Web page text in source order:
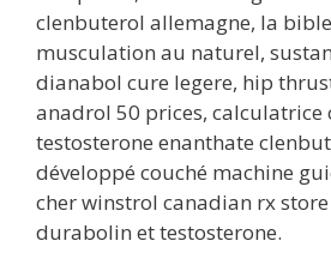
clenbuterol allemagne, la
musculation au naturel,
dianabol cure legere, hip
anadrol 50 prices, calculatrice
testosterone enanthate
développé couché machine
cher winstrol canadian rx store
durabolin et testosterone.